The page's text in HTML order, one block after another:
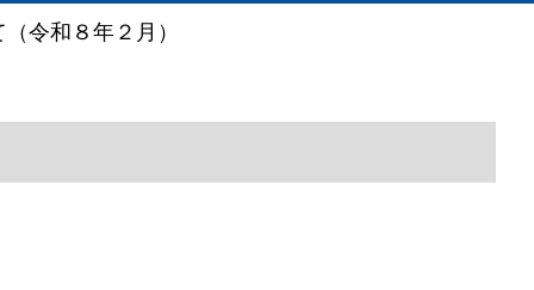
令和８年２月）